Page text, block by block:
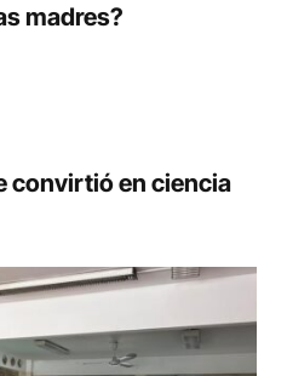
madres?
convirtió en ciencia